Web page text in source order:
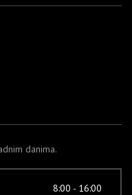
danima.
8:00 - 16:00